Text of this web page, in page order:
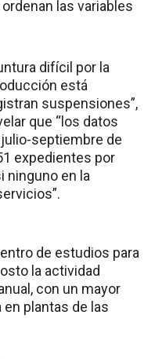
las variables
difícil por la
está
suspensiones”,
que “los datos
septiembre de
expedientes por
ninguno en la
de estudios para
la actividad
con un mayor
plantas de las